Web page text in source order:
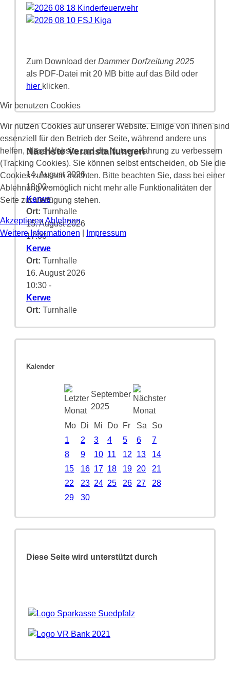
Zum Download der Dammer Dorfzeitung 2025
als PDF-Datei mit 20 MB bitte auf das Bild oder
hier klicken.
Nächste Veranstaltungen
14. August 2026
18:00-
Kerwe
Ort: Turnhalle
15. August 2026
17:00-
Kerwe
Ort: Turnhalle
16. August 2026
10:30 -
Kerwe
Ort: Turnhalle
Kalender
September
2025
Mo Di Mi Do Fr Sa
So
1
2 3 4 5 6
7
8
9 10 11 12 13
14
15
16 17 18 19 20
21
22
23 24 25 26 27
28
29
30
Diese Seite wird unterstützt durch
Wir benutzen Cookies
Wir nutzen Cookies auf unserer Website. Einige von ihnen sind
essenziell für den Betrieb der Seite, während andere uns
helfen, diese Website und die Nutzererfahrung zu verbessern
(Tracking Cookies). Sie können selbst entscheiden, ob Sie die
Cookies zulassen möchten. Bitte beachten Sie, dass bei einer
Ablehnung womöglich nicht mehr alle Funktionalitäten der
Seite zur Verfügung stehen.
Akzeptieren Ablehnen
Weitere Informationen
Impressum